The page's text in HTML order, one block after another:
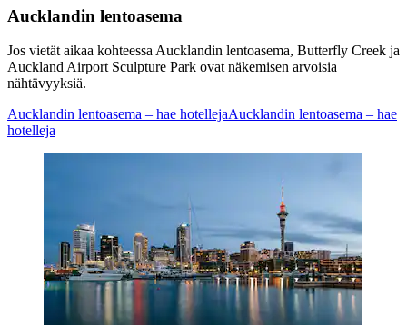
Aucklandin lentoasema
Jos vietät aikaa kohteessa Aucklandin lentoasema, Butterfly Creek ja
Auckland Airport Sculpture Park ovat näkemisen arvoisia
nähtävyyksiä.
Aucklandin lentoasema – hae hotellejaAucklandin lentoasema – hae
hotelleja